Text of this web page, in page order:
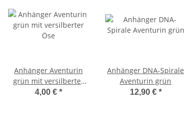
Anhänger Aventurin
grün mit versilberter
Öse
4,00 € *
Anhänger DNA-Spirale
Aventurin grün
12,90 € *